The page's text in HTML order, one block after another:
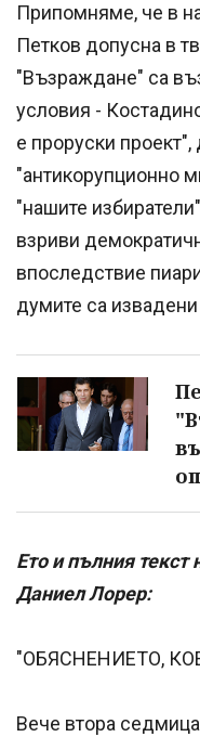
Припомняме, че в
Петков допусна в
"Възраждане" са
условия -
е проруски
"антикорупционно
"нашите
взриви
впоследствие
думите са извадени
Ето и пълния текст
Даниел Лорер:
"ОБЯСНЕНИЕТО,
Вече втора